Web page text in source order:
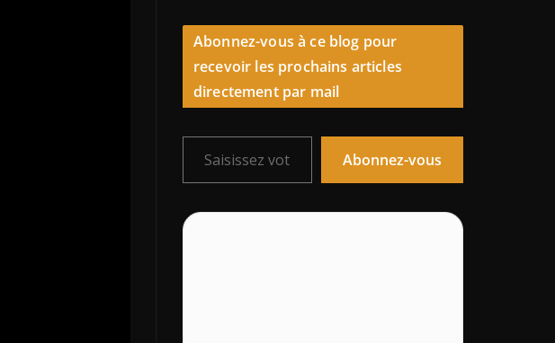
Abonnez-vous à ce blog pour
recevoir les prochains articles
directement par mail
Saisissez votre adresse e-mail…
Abonnez-vous